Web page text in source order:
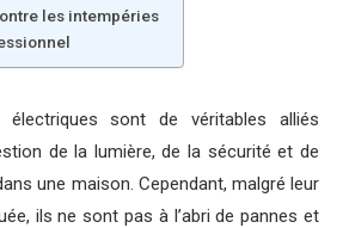
les intempéries
sont de véritables alliés
de la lumière, de la sécurité et de
une maison. Cependant, malgré leur
ils ne sont pas à l’abri de pannes et